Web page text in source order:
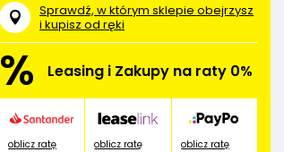
Sprawdź, w którym sklepie obejrzysz
i kupisz od ręki
% Leasing i Zakupy na raty 0%
oblicz ratę oblicz ratę oblicz ratę